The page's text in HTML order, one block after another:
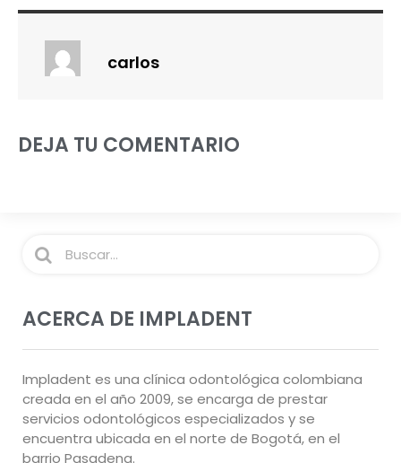
carlos
DEJA TU COMENTARIO
ACERCA DE IMPLADENT
Impladent es una clínica odontológica colombiana
creada en el año 2009, se encarga de prestar
servicios odontológicos especializados y se
encuentra ubicada en el norte de Bogotá, en el
barrio Pasadena.